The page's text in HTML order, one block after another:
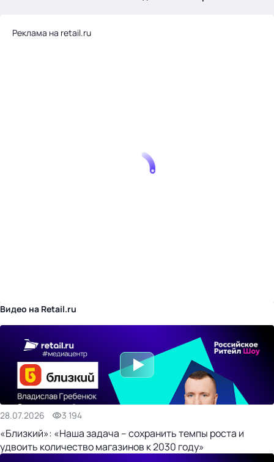
Реклама на retail.ru
Видео на Retail.ru
28.07.2026 3 194
«Близкий»: «Наша задача – сохранить темпы роста и
удвоить количество магазинов к 2030 году»